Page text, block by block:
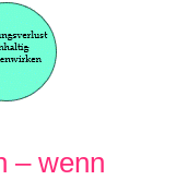
– wenn